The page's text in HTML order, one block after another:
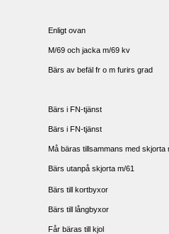
Enligt ovan
M/69 och jacka m/69 kv
Bärs av befäl fr o m furirs grad
Bärs i FN-tjänst
Bärs i FN-tjänst
Må bäras tillsammans med
Bärs utanpå skjorta m/61
Bärs till kortbyxor
Bärs till långbyxor
Får bäras till kjol